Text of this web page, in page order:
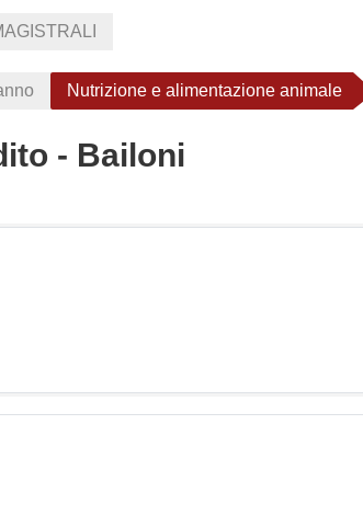
Nutrizione e alimentazione animale
- Bailoni